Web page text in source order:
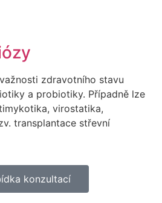
zdravotního stavu
a probiotiky. Případně lze
virostatika,
transplantace střevní
konzultací